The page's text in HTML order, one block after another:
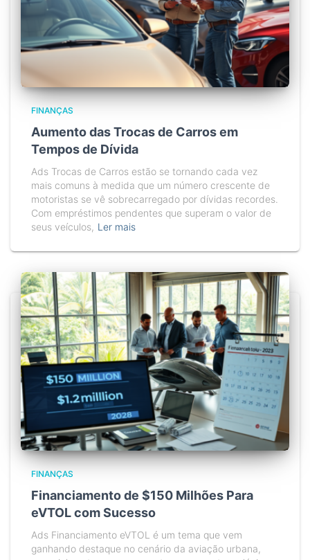
FINANÇAS
Aumento das Trocas de Carros em
Tempos de Dívida
Ads Trocas de Carros estão se tornando cada vez
mais comuns à medida que um número crescente de
motoristas se vê sobrecarregado por dívidas recordes.
Com empréstimos pendentes que superam o valor de
seus veículos, Ler mais
FINANÇAS
Financiamento de $150 Milhões Para
eVTOL com Sucesso
Ads Financiamento eVTOL é um tema que vem
ganhando destaque no cenário da aviação urbana,